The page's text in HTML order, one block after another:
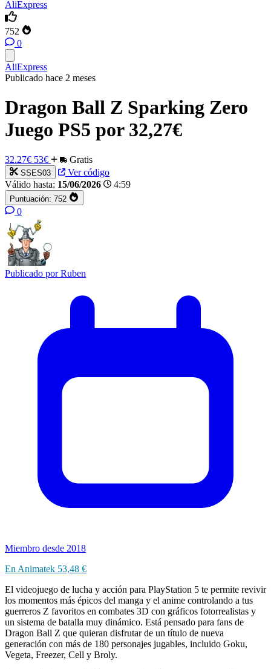
AliExpress
752
0
AliExpress
Publicado hace 2 meses
Dragon Ball Z Sparking Zero
Juego PS5 por 32,27€
32.27€ 53€ Gratis
SSES03
Ver código
Válido hasta: 15/06/2026 4:59
Puntuación: 752
0
Publicado porRuben
Miembro desde 2018
En Animatek 53,48 €
El videojuego de lucha y acción para PlayStation 5 te permite revivir
los momentos más épicos del manga y el anime controlando a tus
guerreros Z favoritos en combates 3D con gráficos fotorrealistas y
un sistema de batalla muy dinámico. Está pensado para fans de
Dragon Ball Z que quieran disfrutar de un título de nueva
generación con más de 180 personajes jugables, incluido Goku,
Vegeta, Freezer, Cell y Broly.